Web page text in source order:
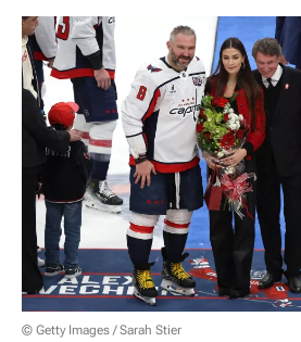
© Getty Images / Sarah Stier